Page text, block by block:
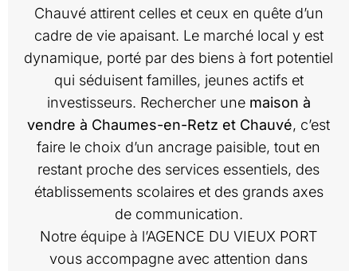
Chauvé attirent celles et ceux en quête d’un
cadre de vie apaisant. Le marché local y est
dynamique, porté par des biens à fort potentiel
qui séduisent familles, jeunes actifs et
investisseurs. Rechercher une maison à
vendre à Chaumes-en-Retz et Chauvé, c’est
faire le choix d’un ancrage paisible, tout en
restant proche des services essentiels, des
établissements scolaires et des grands axes
de communication.
Notre équipe à l’AGENCE DU VIEUX PORT
vous accompagne avec attention dans